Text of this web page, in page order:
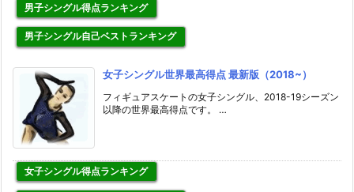
男子シングル得点ランキング
男子シングル自己ベストランキング
女子シングル世界最高得点 最新版（2018~）
フィギュアスケートの女子シングル、2018-19シーズン
以降の世界最高得点です。 …
女子シングル得点ランキング